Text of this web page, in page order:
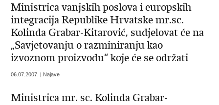
Ministrica vanjskih poslova i europskih
integracija Republike Hrvatske mr.sc.
Kolinda Grabar-Kitarović, sudjelovat će na
„Savjetovanju o razminiranju kao
izvoznom proizvodu“ koje će se održati
06.07.2007. | Najave
Ministrica mr. sc. Kolinda Grabar-